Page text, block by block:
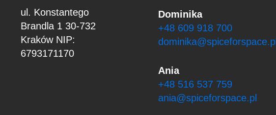
ul. Konstantego
Brandla 1 30-732
Kraków NIP:
6793171170
Dominika
+48 609 918 700
dominika@spiceforspace.pl
Ania
+48 516 537 759
ania@spiceforspace.pl